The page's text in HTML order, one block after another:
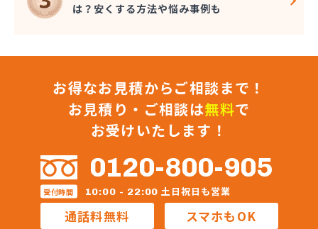
江連燃料株式会社
佐藤燃料店
佐野市エルピーガス販売協同組合
佐野燃料
細井プロパン
三愛オブリガス東日本株式会社 栃木支店 宇都宮
営業所/卸売課
三柴正雄商店
三田岱治商店
氏家高圧ガス保安センター
は？安くする方法や悩み事例も
お得なお見積からご相談まで！
お見積り・ご相談は無料で
お受けいたします！
0120-800-905
受付時間 10:00 - 22:00 土日祝日も営業
通話料無料 スマホもOK